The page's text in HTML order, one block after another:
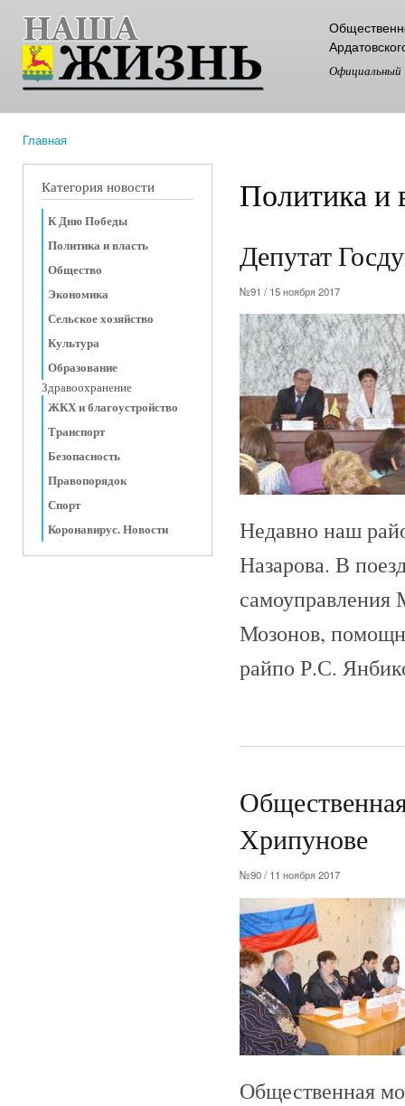
Официальный
Главная
Категория новости
К Дню Победы
Политика и власть
Общество
Экономика
Сельское хозяйство
Культура
Образование
Здравоохранение
ЖКХ и благоустройство
Транспорт
Безопасность
Правопорядок
Спорт
Коронавирус. Новости
Политика и
Депутат
№91 / 15 ноября 2017
Недавно наш
Назарова. В
Мозонов,
райпо Р.С.
Хрипунове
№90 / 11 ноября 2017
Общественная